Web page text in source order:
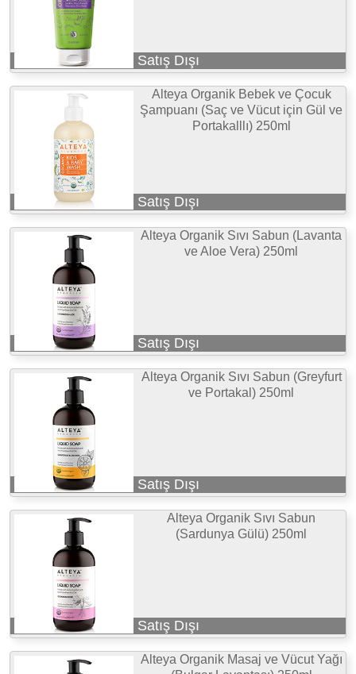
Satış Dışı
Alteya Organik Bebek ve Çocuk
Şampuanı (Saç ve Vücut için Gül ve
Portakalllı) 250ml
Satış Dışı
Alteya Organik Sıvı Sabun (Lavanta
ve Aloe Vera) 250ml
Satış Dışı
Alteya Organik Sıvı Sabun (Greyfurt
ve Portakal) 250ml
Satış Dışı
Alteya Organik Sıvı Sabun
(Sardunya Gülü) 250ml
Satış Dışı
Alteya Organik Masaj ve Vücut Yağı